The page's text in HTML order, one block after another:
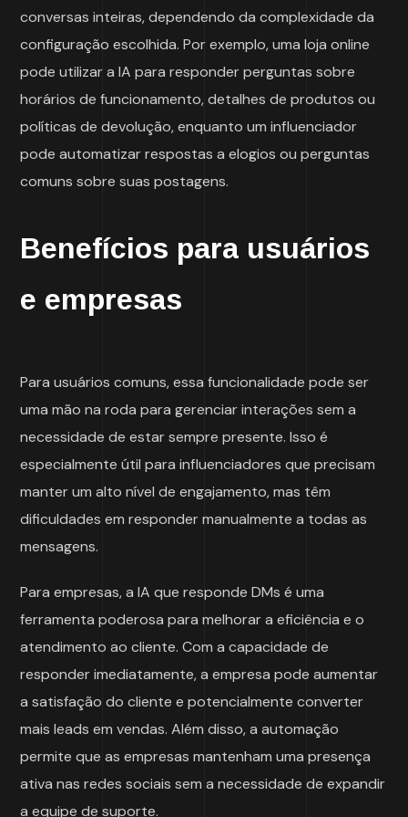
conversas inteiras, dependendo da complexidade da
configuração escolhida. Por exemplo, uma loja online
pode utilizar a IA para responder perguntas sobre
horários de funcionamento, detalhes de produtos ou
políticas de devolução, enquanto um influenciador
pode automatizar respostas a elogios ou perguntas
comuns sobre suas postagens.
Benefícios para usuários
e empresas
Para usuários comuns, essa funcionalidade pode ser
uma mão na roda para gerenciar interações sem a
necessidade de estar sempre presente. Isso é
especialmente útil para influenciadores que precisam
manter um alto nível de engajamento, mas têm
dificuldades em responder manualmente a todas as
mensagens.
Para empresas, a IA que responde DMs é uma
ferramenta poderosa para melhorar a eficiência e o
atendimento ao cliente. Com a capacidade de
responder imediatamente, a empresa pode aumentar
a satisfação do cliente e potencialmente converter
mais leads em vendas. Além disso, a automação
permite que as empresas mantenham uma presença
ativa nas redes sociais sem a necessidade de expandir
a equipe de suporte.